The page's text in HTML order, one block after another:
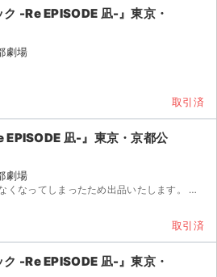
-Re EPISODE 凪-』東京・
劇場
取引済
EPISODE 凪-』東京・京都公
劇場
[詳細] 階 列 〜 番 予定が合わなくなってしまったため出品いたします。 キャスト先行で当選したチ...
取引済
-Re EPISODE 凪-』東京・